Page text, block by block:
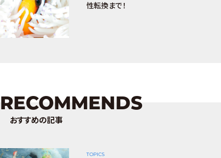
性転換まで！
RECOMMENDS
おすすめの記事
TOPICS